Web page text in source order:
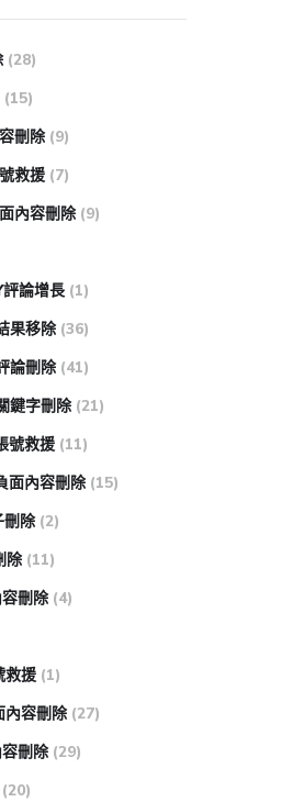
(28)
(15)
刪除 (9)
救援 (7)
內容刪除 (9)
論增長 (1)
果移除 (36)
論刪除 (41)
鍵字刪除 (21)
號救援 (11)
面內容刪除 (15)
刪除 (2)
除 (11)
刪除 (4)
救援 (1)
容刪除 (27)
刪除 (29)
(20)